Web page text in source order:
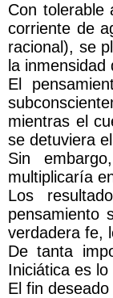
Con tolerable
corriente de
racional), se
la
El
mientras el
se detuviera
Sin
multiplicaría
Los
pensamiento
verdadera fe,
De tanta
Iniciática es
El fin